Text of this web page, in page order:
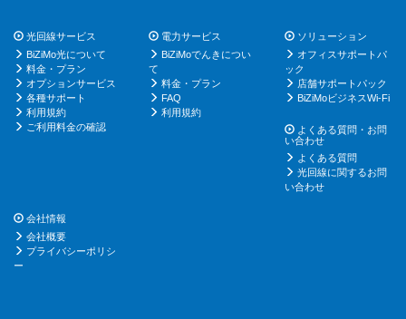
光回線サービス
BiZiMo光について
料金・プラン
オプションサービス
各種サポート
利用規約
ご利用料金の確認
電力サービス
BiZiMoでんきについ
て
料金・プラン
FAQ
利用規約
ソリューション
オフィスサポートパ
ック
店舗サポートパック
BiZiMoビジネスWi-Fi
よくある質問・お問
い合わせ
よくある質問
光回線に関するお問
い合わせ
会社情報
会社概要
プライバシーポリシ
ー